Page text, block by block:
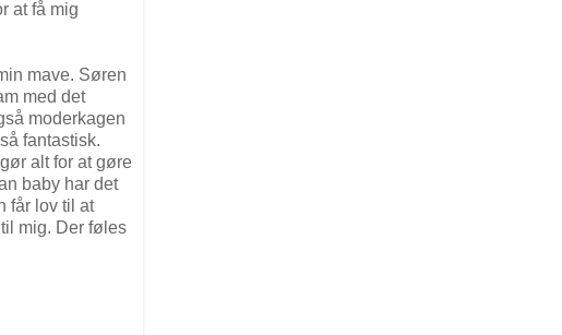
at få mig
mave. Søren
med det
moderkagen
fantastisk.
alt for at gøre
baby har det
får lov til at
mig. Der føles